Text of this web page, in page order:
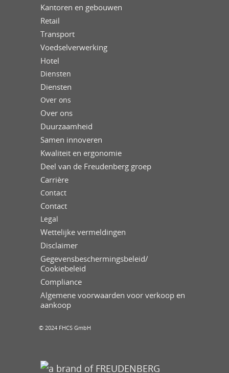
Kantoren en gebouwen
Retail
Transport
Voedselverwerking
Hotel
Diensten
Diensten
Over ons
Over ons
Duurzaamheid
Samen innoveren
Kwaliteit en ergonomie
Deel van de Freudenberg groep
Carrière
Contact
Contact
Legal
Wettelijke vermeldingen
Disclaimer
Gegevensbeschermingsbeleid/
Cookiebeleid
Compliance
Algemene voorwaarden voor verkoop en
aankoop
© 2024 FHCS GmbH